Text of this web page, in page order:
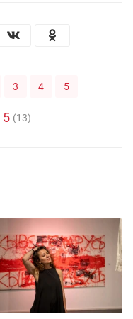
3 4 5
5 (13)